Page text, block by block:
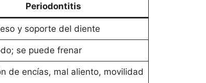
Periodontitis
y soporte del diente
se puede frenar
de encías, mal aliento, movilidad